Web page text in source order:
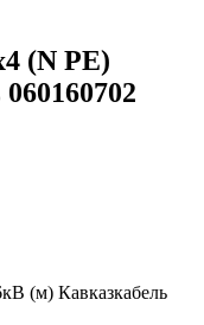
(N PE)
(м) Кавказкабель